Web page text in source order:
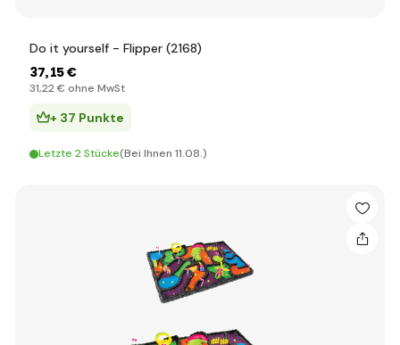
Do it yourself - Flipper (2168)
37,15 €
31,22 € ohne MwSt
+ 37 Punkte
Letzte 2 Stücke(Bei Ihnen 11.08.)